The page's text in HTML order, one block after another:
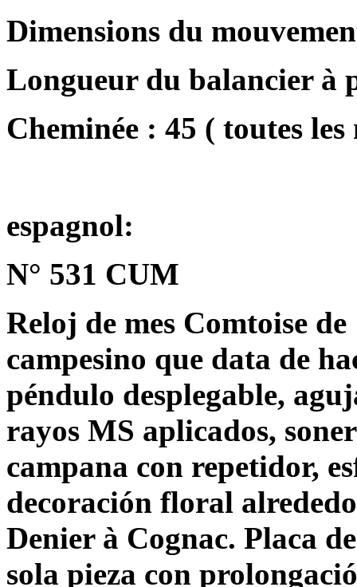
Dimensions du
Longueur du balancier à
Cheminée : 45 ( toutes
espagnol:
N° 531 CUM
Reloj de mes Comtoise
campesino que data de
péndulo desplegable,
rayos MS aplicados,
campana con repetidor,
decoración floral
Denier à Cognac. Placa
sola pieza con